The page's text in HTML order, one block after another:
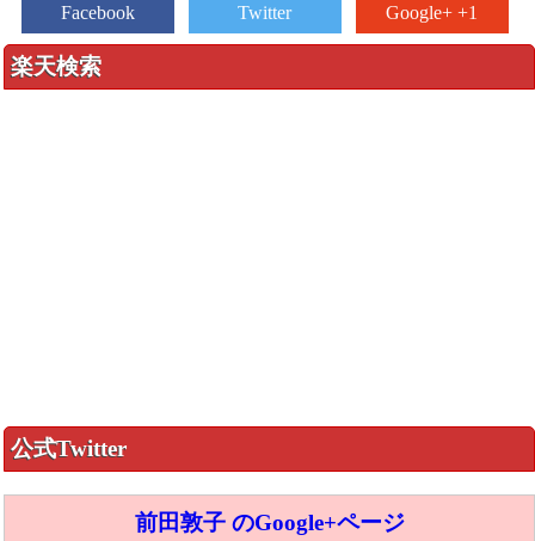
Facebook Twitter Google+ +1
楽天検索
公式Twitter
前田敦子 のGoogle+ページ